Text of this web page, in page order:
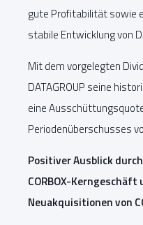
gute Profitabilität sowie
stabile Entwicklung von
Mit dem vorgelegten
DATAGROUP seine
eine
Periodenüberschusses
Positiver Ausblick
CORBOX-
Neuakquisitionen von